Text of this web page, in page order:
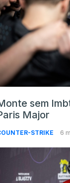
sem
Major
STRIKE 6